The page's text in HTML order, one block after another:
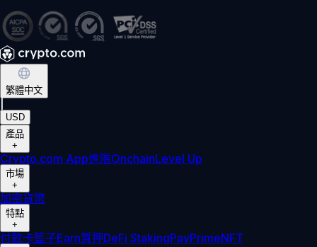
繁體中文
USD
產品
+
Crypto.com App進階OnchainLevel Up
市場
+
加密貨幣
特點
+
付款卡籃子Earn質押DeFi StakingPayPrimeNFT